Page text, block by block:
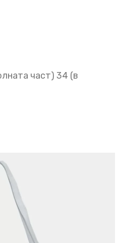
част) 34 (в